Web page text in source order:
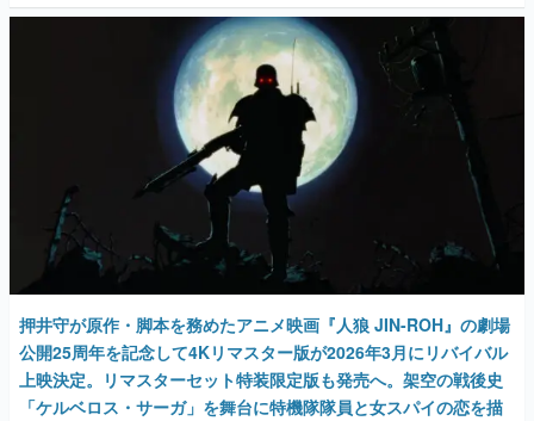
押井守が原作・脚本を務めたアニメ映画『人狼 JIN-ROH』の劇場
公開25周年を記念して4Kリマスター版が2026年3月にリバイバル
上映決定。リマスターセット特装限定版も発売へ。架空の戦後史
「ケルベロス・サーガ」を舞台に特機隊隊員と女スパイの恋を描